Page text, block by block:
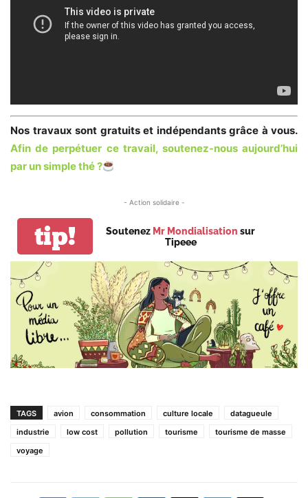
Nos travaux sont gratuits et indépendants grâce à vous.
Afin de perpétuer ce travail, soutenez-nous aujourd’hui
par un simple thé ?
- Action solidaire -
tip! Soutenez Mr Mondialisation sur
Tipeee
TAGS avion consommation culture locale
datagueule
industrie
low cost pollution tourisme
tourisme de masse
voyage